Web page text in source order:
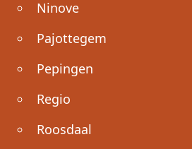
Ninove
Pajottegem
Pepingen
Regio
Roosdaal